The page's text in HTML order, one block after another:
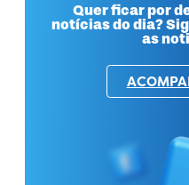
Quer ficar por
notícias do dia?
as